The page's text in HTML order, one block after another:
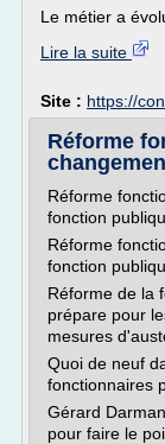
Le métier a
Lire la suite
Site : https://
Réforme
Réforme
fonction
Réforme
fonction
Réforme de la
prépare pour
mesures
Quoi de neuf
fonctionnaires
Gérard
pour faire le